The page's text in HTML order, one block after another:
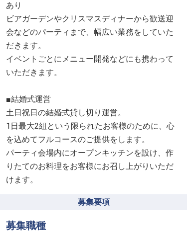
あり
ビアガーデンやクリスマスディナーから歓送迎
会などのパーティまで、幅広い業務をしていた
だきます。
イベントごとにメニュー開発などにも携わって
いただきます。
■結婚式運営
土日祝日の結婚式貸し切り運営。
1日最大2組という限られたお客様のために、心
を込めてフルコースのご提供をします。
パーティ会場内にオープンキッチンを設け、作
りたてのお料理をお客様にお召し上がりいただ
けます。
募集要項
募集職種